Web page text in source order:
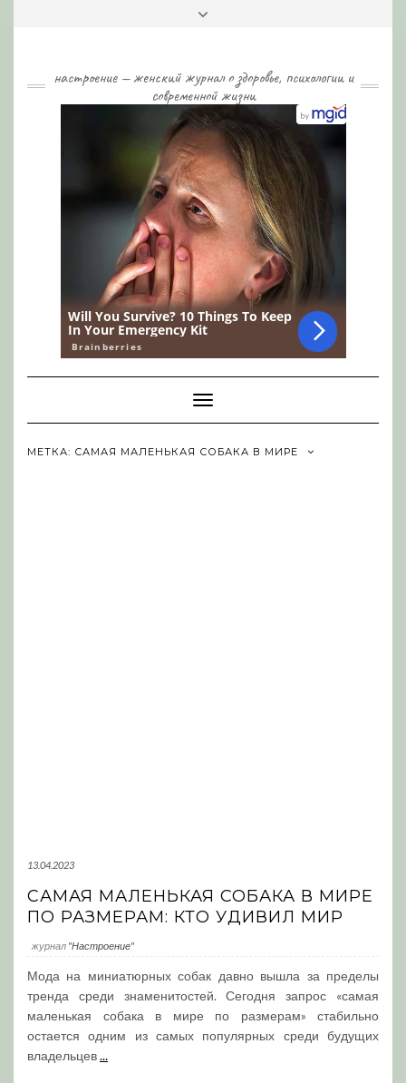
настроение — женский журнал о здоровье, психологии и
современной жизни
Toggle
Navigation
МЕТКА: САМАЯ МАЛЕНЬКАЯ СОБАКА В МИРЕ
13.04.2023
САМАЯ МАЛЕНЬКАЯ СОБАКА В МИРЕ
ПО РАЗМЕРАМ: КТО УДИВИЛ МИР
журнал "Настроение"
Мода на миниатюрных собак давно вышла за пределы
тренда среди знаменитостей. Сегодня запрос «самая
маленькая собака в мире по размерам» стабильно
остается одним из самых популярных среди будущих
владельцев...